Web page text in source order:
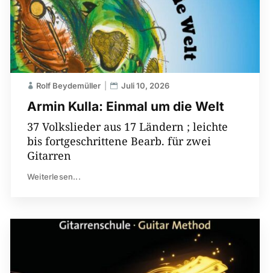
Armin Kulla: Einmal um die Welt
Rolf Beydemüller Juli 10, 2026
37 Volkslieder aus 17 Ländern ; leichte
bis fortgeschrittene Bearb. für zwei
Gitarren
Weiterlesen...